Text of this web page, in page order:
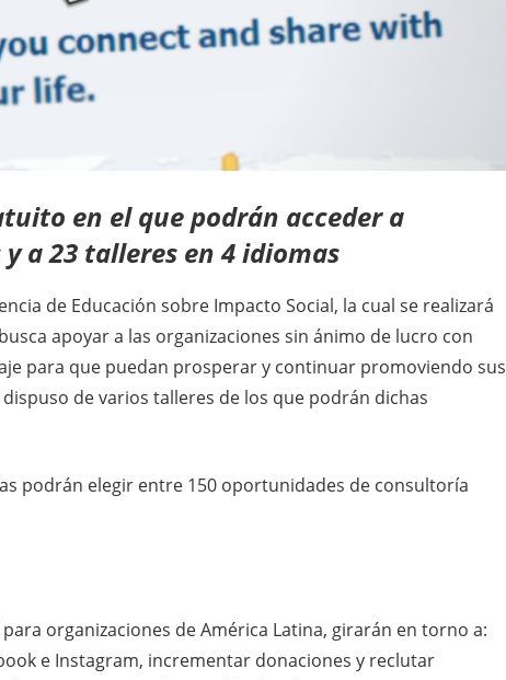
en el que podrán acceder a
a 23 talleres en 4 idiomas
de Educación sobre Impacto Social, la cual se realizará
apoyar a las organizaciones sin ánimo de lucro con
para que puedan prosperar y continuar promoviendo sus
de varios talleres de los que podrán dichas
podrán elegir entre 150 oportunidades de consultoría
para organizaciones de América Latina, girarán en torno a:
e Instagram, incrementar donaciones y reclutar